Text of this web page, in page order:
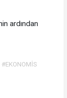
ardından
#EKONOMİS